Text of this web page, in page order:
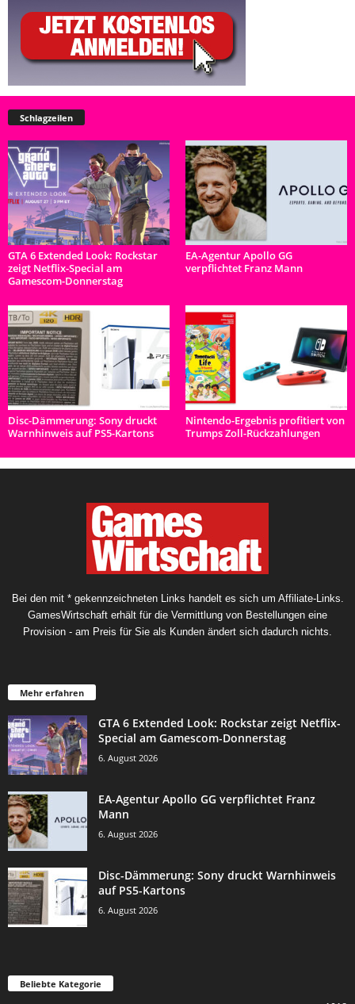
Schlagzeilen
GTA 6 Extended Look: Rockstar
zeigt Netflix-Special am
Gamescom-Donnerstag
EA-Agentur Apollo GG
verpflichtet Franz Mann
Disc-Dämmerung: Sony druckt
Warnhinweis auf PS5-Kartons
Nintendo-Ergebnis profitiert von
Trumps Zoll-Rückzahlungen
Bei den mit * gekennzeichneten Links handelt es sich um Affiliate-Links.
GamesWirtschaft erhält für die Vermittlung von Bestellungen eine
Provision - am Preis für Sie als Kunden ändert sich dadurch nichts.
Mehr erfahren
GTA 6 Extended Look: Rockstar zeigt Netflix-
Special am Gamescom-Donnerstag
6. August 2026
EA-Agentur Apollo GG verpflichtet Franz
Mann
6. August 2026
Disc-Dämmerung: Sony druckt Warnhinweis
auf PS5-Kartons
6. August 2026
Beliebte Kategorie